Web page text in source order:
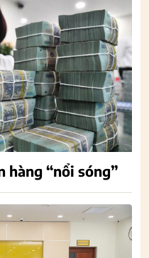
hàng “nổi sóng”